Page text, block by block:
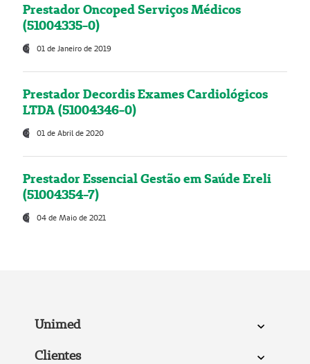
Prestador Oncoped Serviços Médicos
(51004335-0)
01 de Janeiro de 2019
Prestador Decordis Exames Cardiológicos
LTDA (51004346-0)
01 de Abril de 2020
Prestador Essencial Gestão em Saúde Ereli
(51004354-7)
04 de Maio de 2021
Unimed
Clientes